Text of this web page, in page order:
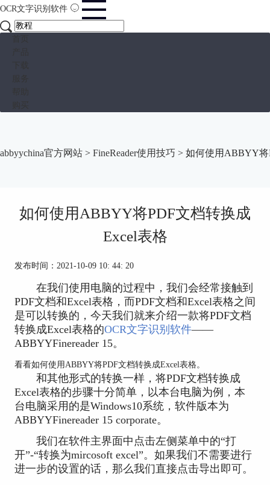
OCR文字识别软件
abbyychina官方网站 > FineReader使用技巧 > 如何使用ABBYY将
如何使用ABBYY将PDF文档转换成
Excel表格
发布时间：2021-10-09 10: 44: 20
在我们使用电脑的过程中，我们会经常接触到
PDF文档和Excel表格，而PDF文档和Excel表格之间
是可以转换的，今天我们就来介绍一款将PDF文档
转换成Excel表格的OCR文字识别软件——
ABBYYFinereader 15。
看看如何使用ABBYY将PDF文档转换成Excel表格。
和其他形式的转换一样，将PDF文档转换成
Excel表格的步骤十分简单，以本台电脑为例，本
台电脑采用的是Windows10系统，软件版本为
ABBYYFinereader 15 corporate。
我们在软件主界面中点击左侧菜单中的“打
开”-“转换为mircosoft excel”。如果我们不需要进行
进一步的设置的话，那么我们直接点击导出即可。